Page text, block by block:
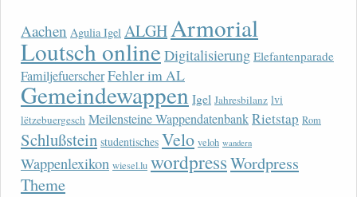
Aachen Agulia Igel ALGHArmorial
Loutsch onlineDigitalisierung Elefantenparade
FamiljefuerscherFehler im AL
Gemeindewappen Igel Jahresbilanz lvi
lëtzebuergesch Meilensteine WappendatenbankRietstap Rom
Schlußstein studentisches Velo veloh wandern
Wappenlexikon wiesel.lu wordpressWordpress
Theme